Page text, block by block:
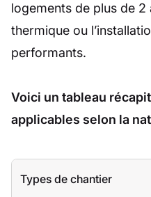
logements de plus de 2
thermique ou
performants.
Voici un tableau
applicables selon la
Types de chantier